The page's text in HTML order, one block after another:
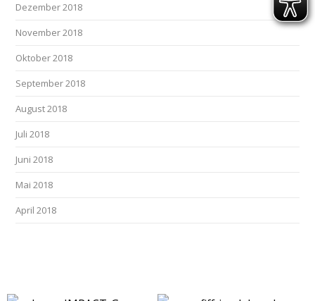
Dezember 2018
November 2018
Oktober 2018
September 2018
August 2018
Juli 2018
Juni 2018
Mai 2018
April 2018